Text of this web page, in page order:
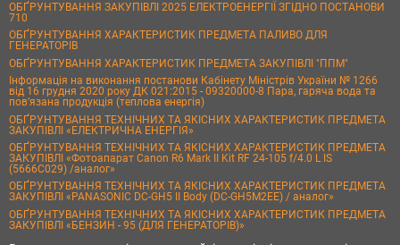
ОБҐРУНТУВАННЯ ЗАКУПІВЛІ 2025 ЕЛЕКТРОЕНЕРГІЇ ЗГІДНО ПОСТАНОВИ
710
ОБҐРУНТУВАННЯ ХАРАКТЕРИСТИК ПРЕДМЕТА ПАЛИВО ДЛЯ
ГЕНЕРАТОРІВ
ОБҐРУНТУВАННЯ ХАРАКТЕРИСТИК ПРЕДМЕТА ЗАКУПІВЛІ "ППМ"
Інформація на виконання постанови Кабінету Міністрів України № 1266
від 16 грудня 2020 року ДК 021:2015 - 09320000-8 Пара, гаряча вода та
пов’язана продукція (теплова енергія)
ОБҐРУНТУВАННЯ ТЕХНІЧНИХ ТА ЯКІСНИХ ХАРАКТЕРИСТИК ПРЕДМЕТА
ЗАКУПІВЛІ «ЕЛЕКТРИЧНА ЕНЕРГІЯ»
ОБҐРУНТУВАННЯ ТЕХНІЧНИХ ТА ЯКІСНИХ ХАРАКТЕРИСТИК ПРЕДМЕТА
ЗАКУПІВЛІ «Фотоапарат Canon R6 Mark II Kit RF 24-105 f/4.0 L IS
(5666C029) /аналог»
ОБҐРУНТУВАННЯ ТЕХНІЧНИХ ТА ЯКІСНИХ ХАРАКТЕРИСТИК ПРЕДМЕТА
ЗАКУПІВЛІ «PANASONIC DC-GH5 II Body (DC-GH5M2EE) / аналог»
ОБҐРУНТУВАННЯ ТЕХНІЧНИХ ТА ЯКІСНИХ ХАРАКТЕРИСТИК ПРЕДМЕТА
ЗАКУПІВЛІ «БЕНЗИН - 95 (ДЛЯ ГЕНЕРАТОРІВ)»